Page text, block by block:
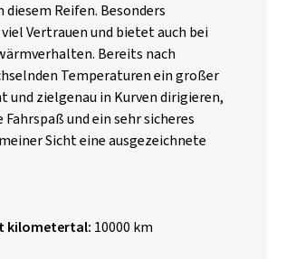
Reifen. Besonders
Vertrauen und bietet auch bei
Bereits nach
Temperaturen ein großer
zielgenau in Kurven dirigieren,
und ein sehr sicheres
Sicht eine ausgezeichnete
kilometertal: 10000 km